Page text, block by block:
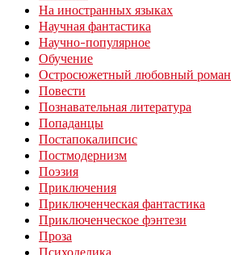
На иностранных языках
Научная фантастика
Научно-популярное
Обучение
Остросюжетный любовный роман
Повести
Познавательная литература
Попаданцы
Постапокалипсис
Постмодернизм
Поэзия
Приключения
Приключенческая фантастика
Приключенческое фэнтези
Проза